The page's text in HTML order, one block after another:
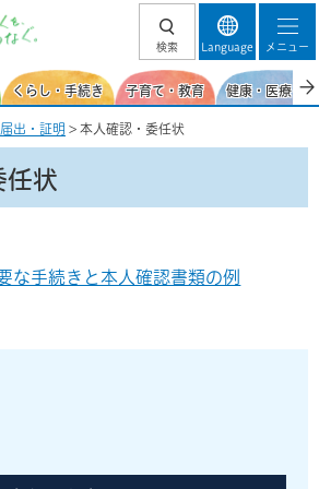
検索 Language メニュー
くらし・手続き 子育て・教育 健康・医療・
届出・証明 > 本人確認・委任状
任状
な手続きと本人確認書類の例